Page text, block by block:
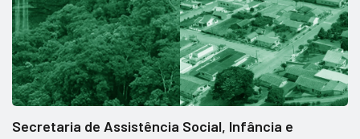
Secretaria de Assistência Social, Infância e